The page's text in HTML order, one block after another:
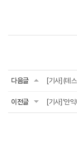
다음글
이전글